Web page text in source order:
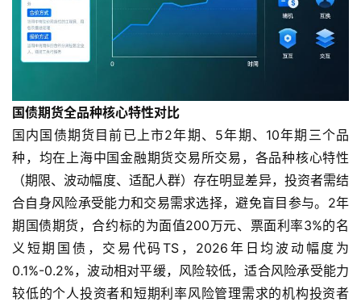
国债期货全品种核心特性对比
国内国债期货目前已上市2年期、5年期、10年期三个品
种，均在上海中国金融期货交易所交易，各品种核心特性
（期限、波动幅度、适配人群）存在明显差异，投资者需结
合自身风险承受能力和交易需求选择，避免盲目参与。2年
期国债期货，合约标的为面值200万元、票面利率3%的名
义短期国债，交易代码TS，2026年日均波动幅度为
0.1%-0.2%，波动相对平缓，风险较低，适合风险承受能力
较低的个人投资者和短期利率风险管理需求的机构投资者